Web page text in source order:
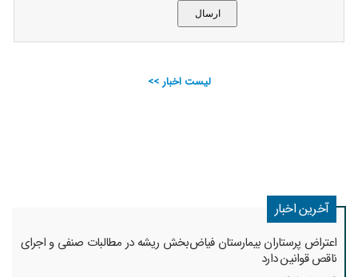
لیست اخبار >>
آخرین اخبار
اعتراض پرستاران بیمارستان فیاض‌بخش ریشه در مطالبات صنفی و اجرای
ناقص قوانین دارد